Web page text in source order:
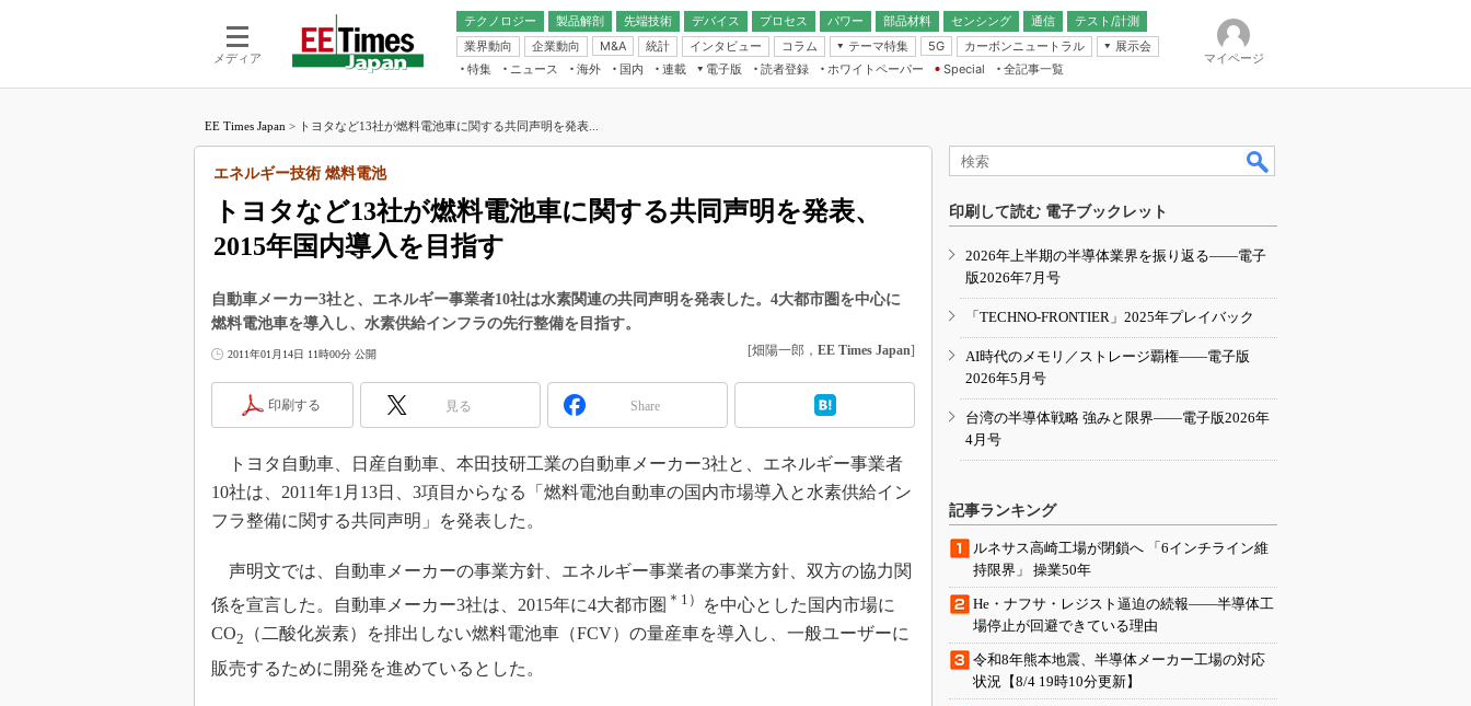
メディア
テクノロジー 製品解剖
先端技術
電池／エネルギー
デバイス
アナログ
マイコン
プロセス パワー 部品材料 センシング
通信
無線
テスト/計測
業界動向
企業動向 M&A 統計 インタビュー コラム
テーマ特集
フィジカルAI
読者調査（EE Times Research）
電源設計（EDN Japan）
エレクトロニクス入門（EDN
5G カーボンニュートラル
展示会
IoT・エッジコンピューティング
EXPO
TECHNO-FRONTIER
人とくるま展
特集 ニュース 海外 国内
連載
福田昭のデバイス通信
大山聡の業界スコープ
大原雄介のエレ・組み込みプレイバ
ック
学漂流記
世界を「数字」で回してみよう
Buzzword
この10年で起こったこと、次の10年
で起こること
製品分解で探るアジアの新トレンド
光伝送技術を知る
“異端児エンジニア”が仕掛けた社内
イノベーションは日本を救うのか
JASA発IoT通信
電子版
電子ブックレット
読者登録 ホワイトペーパー
Special
全記事一覧
マイページ
EE Times Japan > トヨタなど13社が燃料電池車に関する共同声明を発表...
トヨタなど13社が燃料電池車に関する共同声明を発表、
2015年国内導入を目指す
エネルギー技術 燃料電池
自動車メーカー3社と、エネルギー事業者10社は水素関連の共同声明を発表した。4大都市圏を中心に
燃料電池車を導入し、水素供給インフラの先行整備を目指す。
2011年01月14日 11時00分 公開 [畑陽一郎， EE Times Japan]
印刷する 見る Share
トヨタ自動車、日産自動車、本田技研工業の自動車メーカー3社と、エネルギー事業者
10社は、2011年1月13日、3項目からなる「燃料電池自動車の国内市場導入と水素供給イン
フラ整備に関する共同声明」を発表した。
声明文では、自動車メーカーの事業方針、エネルギー事業者の事業方針、双方の協力関
係を宣言した。自動車メーカー3社は、2015年に4大都市圏 ＊1）
を中心とした国内市場に
CO2
（二酸化炭素）を排出しない燃料電池車（FCV）の量産車を導入し、一般ユーザーに
販売するために開発を進めているとした。
印刷して読む 電子ブックレット
2026年上半期の半導体業界を振り返る――電子
版2026年7月号
「TECHNO-FRONTIER」2025年プレイバック
AI時代のメモリ／ストレージ覇権――電子版
2026年5月号
台湾の半導体戦略 強みと限界――電子版2026年
4月号
記事ランキング
ルネサス高崎工場が閉鎖へ 「6インチライン維
持限界」 操業50年
He・ナフサ・レジスト逼迫の続報――半導体工
場停止が回避できている理由
令和8年熊本地震、半導体メーカー工場の対応
状況【8/4 19時10分更新】